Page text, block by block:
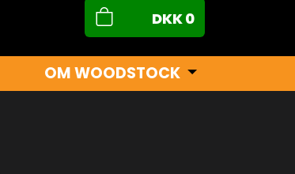
DKK0
OM WOODSTOCK